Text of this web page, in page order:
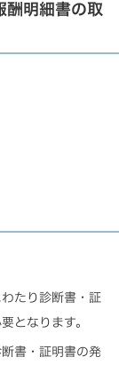
酬明細書の取
たり診断書・証
となります。
書・証明書の発